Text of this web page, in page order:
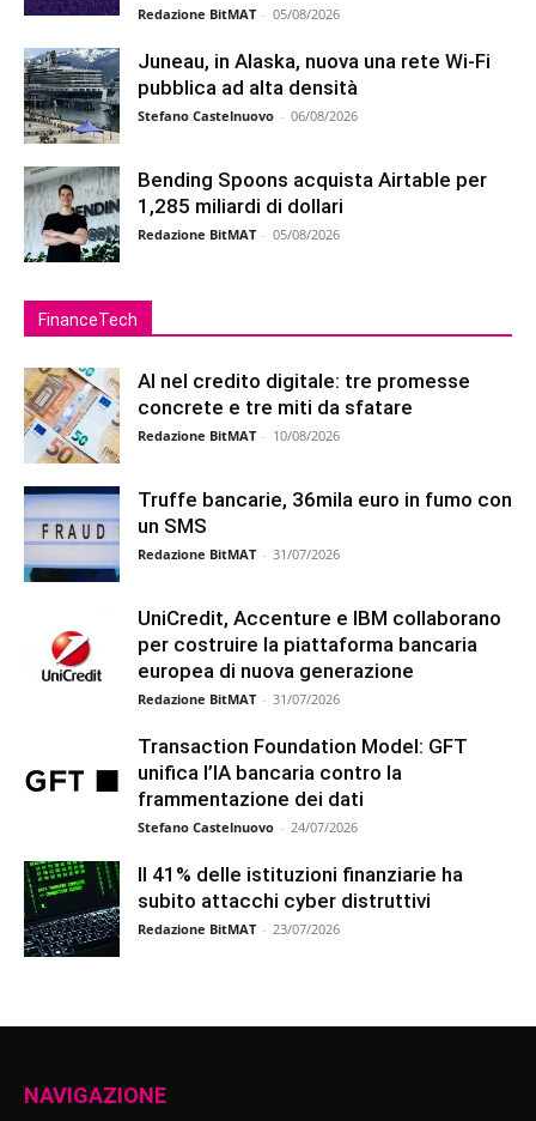
Redazione BitMAT - 05/08/2026
Juneau, in Alaska, nuova una rete Wi-Fi
pubblica ad alta densità
Stefano Castelnuovo - 06/08/2026
Bending Spoons acquista Airtable per
1,285 miliardi di dollari
Redazione BitMAT - 05/08/2026
FinanceTech
AI nel credito digitale: tre promesse
concrete e tre miti da sfatare
Redazione BitMAT - 10/08/2026
Truffe bancarie, 36mila euro in fumo con
un SMS
Redazione BitMAT - 31/07/2026
UniCredit, Accenture e IBM collaborano
per costruire la piattaforma bancaria
europea di nuova generazione
Redazione BitMAT - 31/07/2026
Transaction Foundation Model: GFT
unifica l’IA bancaria contro la
frammentazione dei dati
Stefano Castelnuovo - 24/07/2026
Il 41% delle istituzioni finanziarie ha
subito attacchi cyber distruttivi
Redazione BitMAT - 23/07/2026
NAVIGAZIONE